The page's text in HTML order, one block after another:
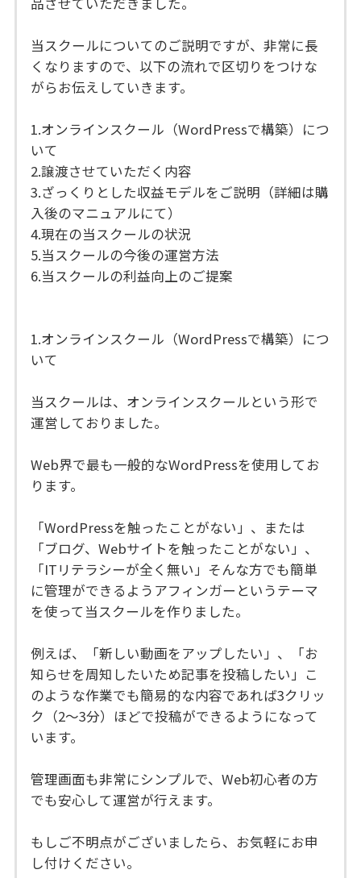
当スクールについてのご説明ですが、非常に長
くなりますので、以下の流れで区切りをつけな
がらお伝えしていきます。
1.オンラインスクール（WordPressで構築）につ
いて
2.譲渡させていただく内容
3.ざっくりとした収益モデルをご説明（詳細は購
入後のマニュアルにて）
4.現在の当スクールの状況
5.当スクールの今後の運営方法
6.当スクールの利益向上のご提案
1.オンラインスクール（WordPressで構築）につ
いて
当スクールは、オンラインスクールという形で
運営しておりました。
Web界で最も一般的なWordPressを使用してお
ります。
「WordPressを触ったことがない」、または
「ブログ、Webサイトを触ったことがない」、
「ITリテラシーが全く無い」そんな方でも簡単
に管理ができるようアフィンガーというテーマ
を使って当スクールを作りました。
例えば、「新しい動画をアップしたい」、「お
知らせを周知したいため記事を投稿したい」こ
のような作業でも簡易的な内容であれば3クリッ
ク（2〜3分）ほどで投稿ができるようになって
います。
管理画面も非常にシンプルで、Web初心者の方
でも安心して運営が行えます。
もしご不明点がございましたら、お気軽にお申
し付けください。